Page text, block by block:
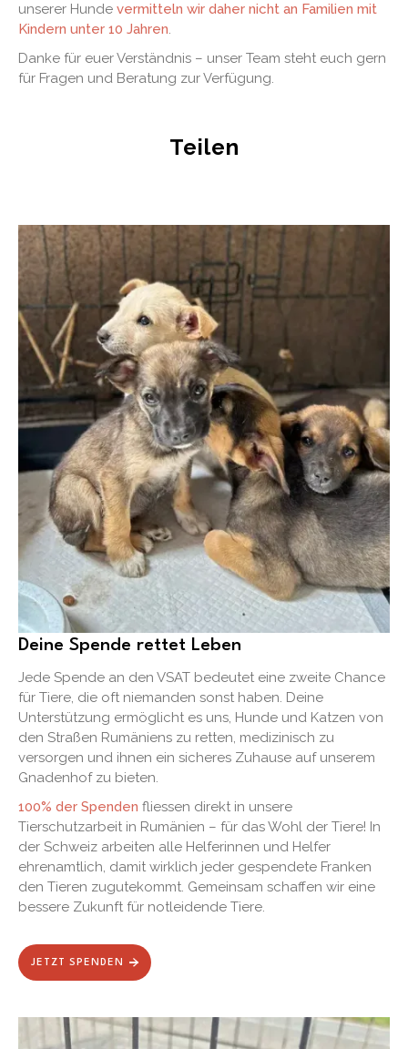
unserer Hunde vermitteln wir daher nicht an Familien mit
Kindern unter 10 Jahren.
Danke für euer Verständnis – unser Team steht euch gern
für Fragen und Beratung zur Verfügung.
Teilen
Deine Spende rettet Leben
Jede Spende an den VSAT bedeutet eine zweite Chance
für Tiere, die oft niemanden sonst haben. Deine
Unterstützung ermöglicht es uns, Hunde und Katzen von
den Straßen Rumäniens zu retten, medizinisch zu
versorgen und ihnen ein sicheres Zuhause auf unserem
Gnadenhof zu bieten.
100% der Spenden fliessen direkt in unsere
Tierschutzarbeit in Rumänien – für das Wohl der Tiere! In
der Schweiz arbeiten alle Helferinnen und Helfer
ehrenamtlich, damit wirklich jeder gespendete Franken
den Tieren zugutekommt. Gemeinsam schaffen wir eine
bessere Zukunft für notleidende Tiere.
JETZT SPENDEN